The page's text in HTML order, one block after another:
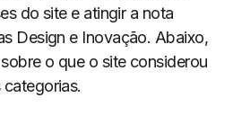
do site e atingir a nota
Design e Inovação. Abaixo,
o que o site considerou